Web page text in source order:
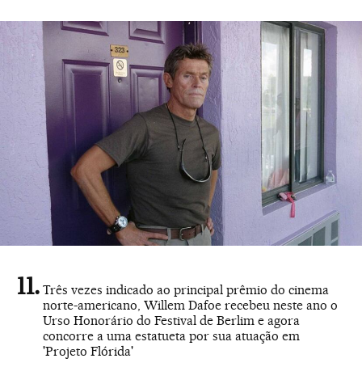
Três vezes indicado ao principal prêmio do cinema
norte-americano, Willem Dafoe recebeu neste ano o
Urso Honorário do Festival de Berlim e agora
concorre a uma estatueta por sua atuação em
'Projeto Flórida'